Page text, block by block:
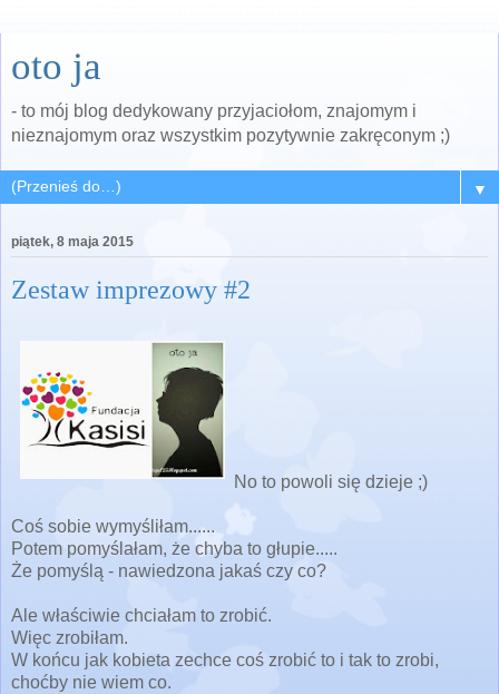
oto ja
- to mój blog dedykowany przyjaciołom, znajomym i
nieznajomym oraz wszystkim pozytywnie zakręconym ;)
▼
piątek, 8 maja 2015
Zestaw imprezowy #2
No to powoli się dzieje ;)
Coś sobie wymyśliłam......
Potem pomyślałam, że chyba to głupie.....
Że pomyślą - nawiedzona jakaś czy co?
Ale właściwie chciałam to zrobić.
Więc zrobiłam.
W końcu jak kobieta zechce coś zrobić to i tak to zrobi,
choćby nie wiem co.